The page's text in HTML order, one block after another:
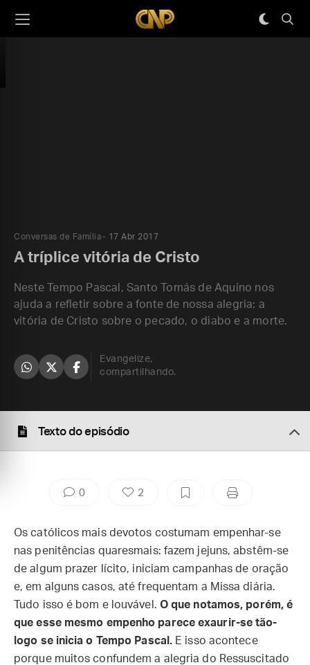
Conversas de Família 17 Abr 2017
A tríplice vitória de Cristo
Neste Tempo Pascal, Santo Tomás de Aquino nos
ajuda a refletir sobre a fonte de nossa alegria: a
vitória de Cristo sobre o pecado, o diabo e a morte.
Evangelize,
compartilhando.
Texto do episódio
0 2
Os católicos mais devotos costumam empenhar-se
nas penitências quaresmais: fazem jejuns, abstêm-se
de algum prazer lícito, iniciam campanhas de oração
e, em alguns casos, até frequentam a Missa diária.
Tudo isso é bom e louvável. O que notamos, porém, é
que esse mesmo empenho parece exaurir-se tão-
logo se inicia o Tempo Pascal. E isso acontece
porque muitos confundem a alegria do Ressuscitado